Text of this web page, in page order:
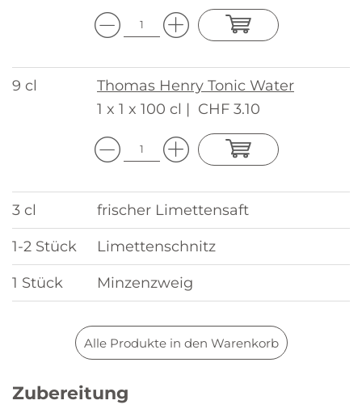
9 cl
Thomas Henry Tonic Water
1 x 1 x 100 cl | CHF 3.10
3 cl frischer Limettensaft
1-2 Stück Limettenschnitz
1 Stück Minzenzweig
Alle Produkte in den Warenkorb
Zubereitung